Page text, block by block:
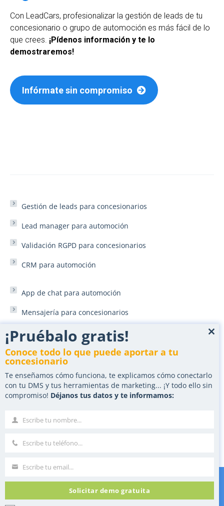
Con LeadCars, profesionalizar la gestión de leads de tu
concesionario o grupo de automoción es más fácil de lo
que crees. ¡Pídenos información y te lo
demostraremos!
Infórmate sin compromiso
Gestión de leads para concesionarios
Lead manager para automoción
Validación RGPD para concesionarios
CRM para automoción
App de chat para automoción
Mensajería para concesionarios
BDC concesionario automoción
Zapier para marketing automoción
Marketing y landings para automoción
Campañas landing PPC para concesionarios
Nurturing automático de leads
©2025 Tilo Motion
Reservados todos los derechos
¡Pruébalo gratis!
Conoce todo lo que puede aportar a tu
concesionario
Te enseñamos cómo funciona, te explicamos cómo conectarlo
con tu DMS y tus herramientas de marketing... ¡Y todo ello sin
compromiso! Déjanos tus datos y te informamos:
Nombre
Escribe tu nombre...
Teléfono
Escribe tu teléfono...
Escribe tu email...
Solicitar demo gratuita